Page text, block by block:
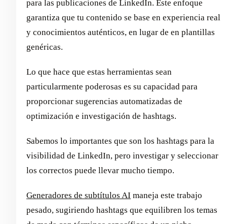
para las publicaciones de LinkedIn. Este enfoque
garantiza que tu contenido se base en experiencia real
y conocimientos auténticos, en lugar de en plantillas
genéricas.
Lo que hace que estas herramientas sean
particularmente poderosas es su capacidad para
proporcionar sugerencias automatizadas de
optimización e investigación de hashtags.
Sabemos lo importantes que son los hashtags para la
visibilidad de LinkedIn, pero investigar y seleccionar
los correctos puede llevar mucho tiempo.
Generadores de subtítulos AI maneja este trabajo
pesado, sugiriendo hashtags que equilibren los temas